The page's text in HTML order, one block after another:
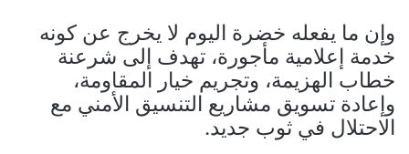
وإن ما يفعله خضرة اليوم لا يخرج عن كونه
خدمة إعلامية مأجورة، تهدف إلى شرعنة
خطاب الهزيمة، وتجريم خيار المقاومة،
وإعادة تسويق مشاريع التنسيق الأمني مع
الاحتلال في ثوب جديد.